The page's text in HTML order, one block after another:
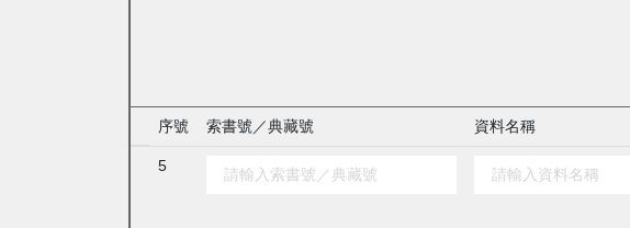
序號 索書號／典藏號 資料名稱
5